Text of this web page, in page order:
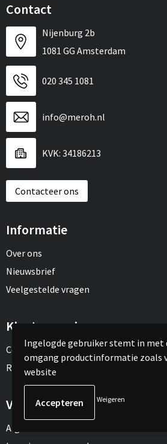
Contact
Nijenburg 2b
1081 GG Amsterdam
020 345 1081
info@meroh.nl
KVK: 34186213
Contacteer ons
Informatie
Over ons
Nieuwsbrief
Veelgestelde vragen
Klantenservice
Contact
Retourneren
Veilig winkelen
Algemene voorwaarden
Ingelogde gebruiker stemt in met
omgang productinformatie zoals
website
Weigeren